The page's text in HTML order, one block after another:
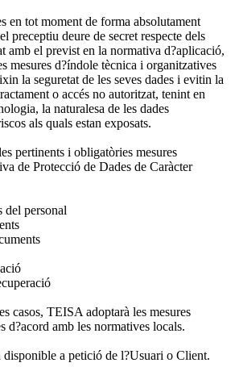
en tot moment de forma absolutament
preceptiu deure de secret respecte dels
amb el previst en la normativa d?aplicació,
mesures d?índole tècnica i organitzatives
la seguretat de les seves dades i evitin la
o accés no autoritzat, tenint en
la naturalesa de les dades
als quals estan exposats.
pertinents i obligatòries mesures
de Protecció de Dades de Caràcter
del personal
casos, TEISA adoptarà les mesures
d?acord amb les normatives locals.
disponible a petició de l?Usuari o Client.